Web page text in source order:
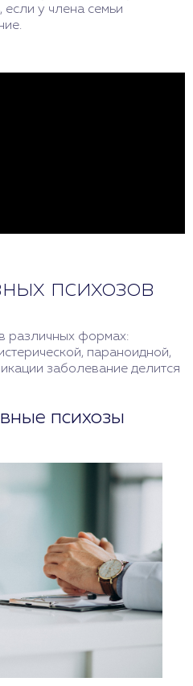
у члена семьи
психозов
различных формах:
параноидной,
заболевание делится
психозы